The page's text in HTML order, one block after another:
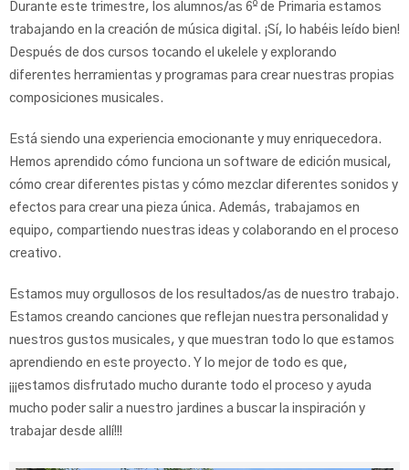
Durante este trimestre, los alumnos/as 6º de Primaria estamos
trabajando en la creación de música digital. ¡Sí, lo habéis leído bien!
Después de dos cursos tocando el ukelele y explorando
diferentes herramientas y programas para crear nuestras propias
composiciones musicales.
Está siendo una experiencia emocionante y muy enriquecedora.
Hemos aprendido cómo funciona un software de edición musical,
cómo crear diferentes pistas y cómo mezclar diferentes sonidos y
efectos para crear una pieza única. Además, trabajamos en
equipo, compartiendo nuestras ideas y colaborando en el proceso
creativo.
Estamos muy orgullosos de los resultados/as de nuestro trabajo.
Estamos creando canciones que reflejan nuestra personalidad y
nuestros gustos musicales, y que muestran todo lo que estamos
aprendiendo en este proyecto. Y lo mejor de todo es que,
¡¡¡estamos disfrutado mucho durante todo el proceso y ayuda
mucho poder salir a nuestro jardines a buscar la inspiración y
trabajar desde allí!!!